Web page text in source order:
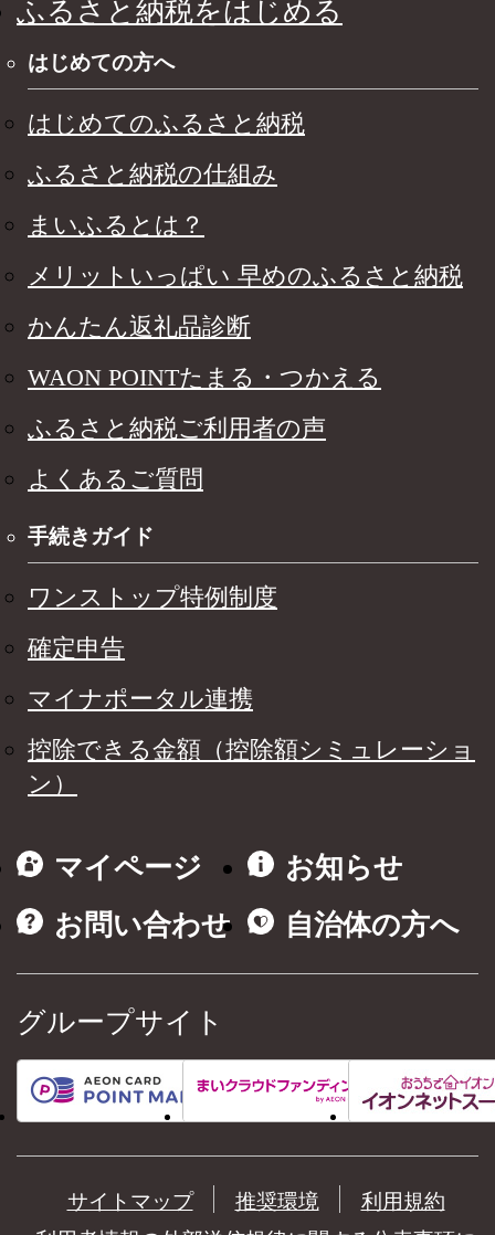
ふるさと納税をはじめる
はじめての方へ
はじめてのふるさと納税
ふるさと納税の仕組み
まいふるとは？
メリットいっぱい 早めのふるさと納税
かんたん返礼品診断
WAON POINTたまる・つかえる
ふるさと納税ご利用者の声
よくあるご質問
手続きガイド
ワンストップ特例制度
確定申告
マイナポータル連携
控除できる金額（控除額シミュレーショ
ン）
マイページ
お知らせ
お問い合わせ
自治体の方へ
グループサイト
サイトマップ 推奨環境
利用規約